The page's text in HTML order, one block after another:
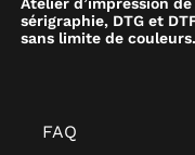
Atelier d’impression
sérigraphie, DTG et
sans limite de couleurs.
FAQ